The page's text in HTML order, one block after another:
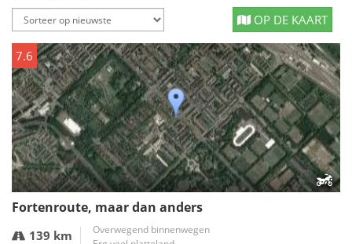
OP DE KAART
7.6
Fortenroute, maar dan anders
139 km
Overwegend binnenwegen